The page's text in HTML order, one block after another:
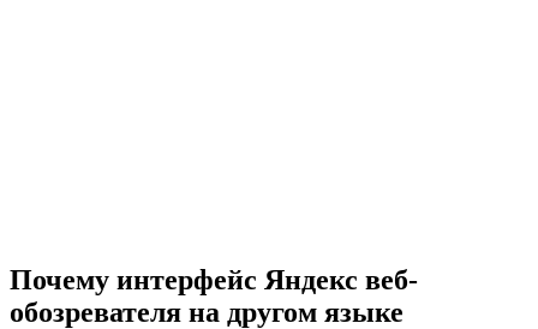
Почему интерфейс Яндекс веб-
обозревателя на другом языке